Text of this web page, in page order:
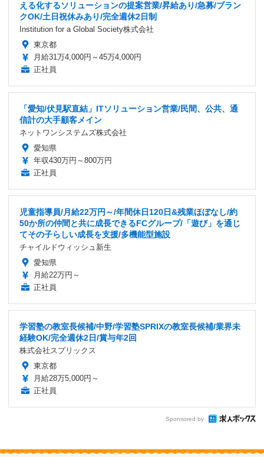
える化するソリューションの提案営業/昇給あり/急募/ブラン
クOK/土日祝休みあり/完全週休2日制
Institution for a Global Society株式会社
東京都
月給31万4,000円～45万4,000円
正社員
「愛知/伏見駅直結」ITソリューション営業/民間、公共、通
信計の大手顧客メイン
ネットワンシステムズ株式会社
愛知県
年収430万円～800万円
正社員
児童指導員/月給22万円～/年間休日120日&残業ほぼなし/約
50か所の仲間と共に成長できるFCグループ/「遊び」を通じ
てその子らしい成長を支援/多機能型施設
チャイルドウィッシュ新生
愛知県
月給22万円～
正社員
学習塾の教室長候補/中野/学習塾SPRIXの教室長候補/業界未
経験OK/完全週休2日/賞与年2回
株式会社スプリックス
東京都
月給28万5,000円～
正社員
Sponsored by